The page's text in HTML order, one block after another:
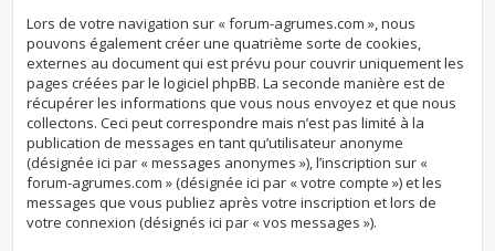
Lors de votre navigation sur « forum-agrumes.com », nous
pouvons également créer une quatrième sorte de cookies,
externes au document qui est prévu pour couvrir uniquement les
pages créées par le logiciel phpBB. La seconde manière est de
récupérer les informations que vous nous envoyez et que nous
collectons. Ceci peut correspondre mais n’est pas limité à la
publication de messages en tant qu’utilisateur anonyme
(désignée ici par « messages anonymes »), l’inscription sur «
forum-agrumes.com » (désignée ici par « votre compte ») et les
messages que vous publiez après votre inscription et lors de
votre connexion (désignés ici par « vos messages »).